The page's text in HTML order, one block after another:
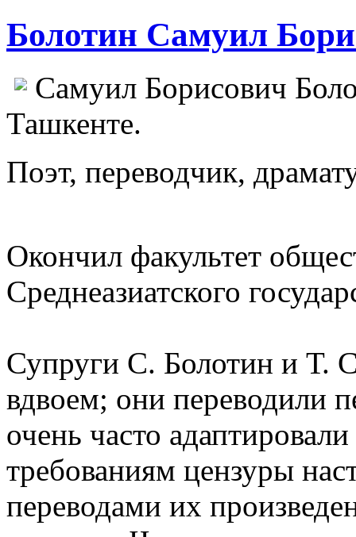
Болотин Самуил
Самуил Борисович
Ташкенте.
Поэт, переводчик,
Окончил факультет
Среднеазиатского
Супруги С. Болотин и Т.
вдвоем; они переводили
очень часто
требованиям цензуры
переводами их